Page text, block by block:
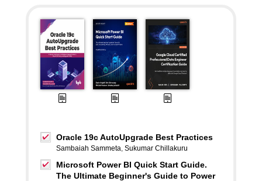
Oracle 19c AutoUpgrade Best Practices
Sambaiah Sammeta, Sukumar Chillakuru
Microsoft Power BI Quick Start Guide.
The Ultimate Beginner's Guide to Power